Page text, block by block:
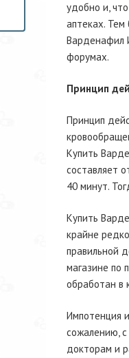
удобно и,
аптеках. Тем
Варденафил
форумах.
Принцип
Принцип
Купить
составляет
40 минут.
Купить
крайне
правильной
магазине по
обработан в
Импотенция
сожалению,
докторам и